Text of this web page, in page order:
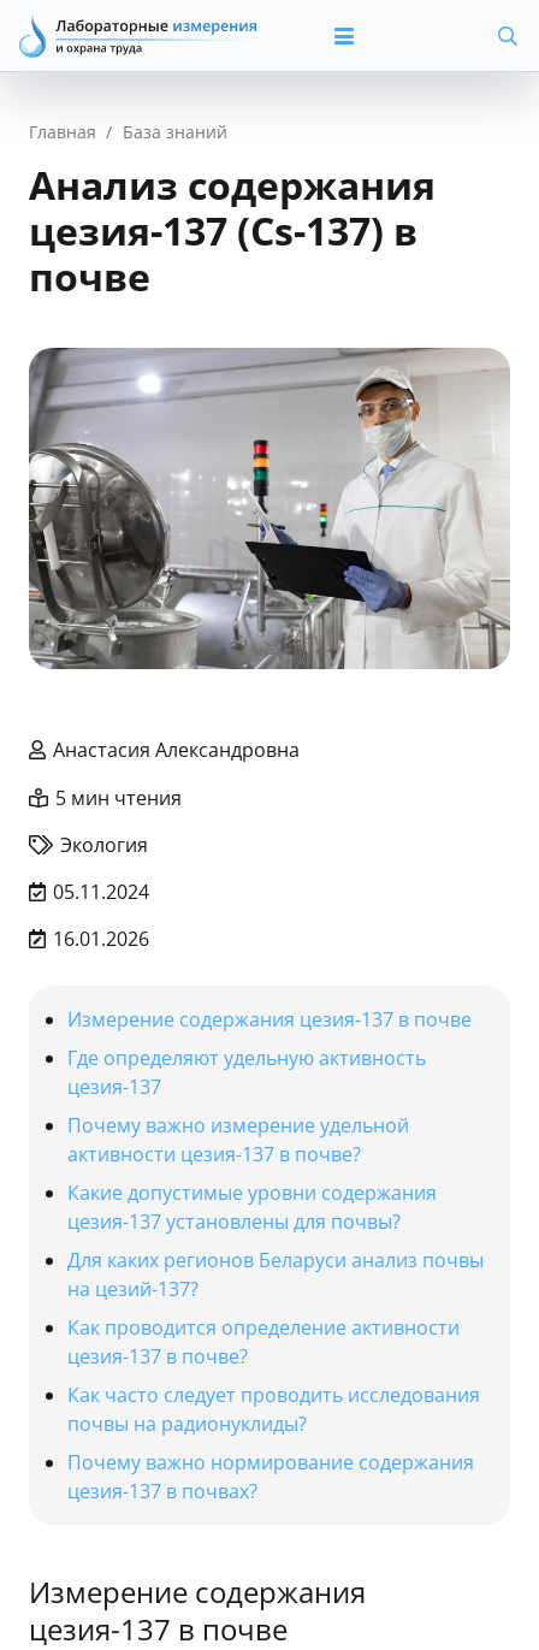
Главная / База знаний
Анализ содержания
цезия-137 (Cs-137) в
почве
Анастасия Александровна
5 мин чтения
Экология
05.11.2024
16.01.2026
Измерение содержания
цезия-137 в почве
Измерение содержания цезия-137 в почве
Где определяют удельную активность
цезия-137
Почему важно измерение удельной
активности цезия-137 в почве?
Какие допустимые уровни содержания
цезия-137 установлены для почвы?
Для каких регионов Беларуси анализ почвы
на цезий-137?
Как проводится определение активности
цезия-137 в почве?
Как часто следует проводить исследования
почвы на радионуклиды?
Почему важно нормирование содержания
цезия-137 в почвах?